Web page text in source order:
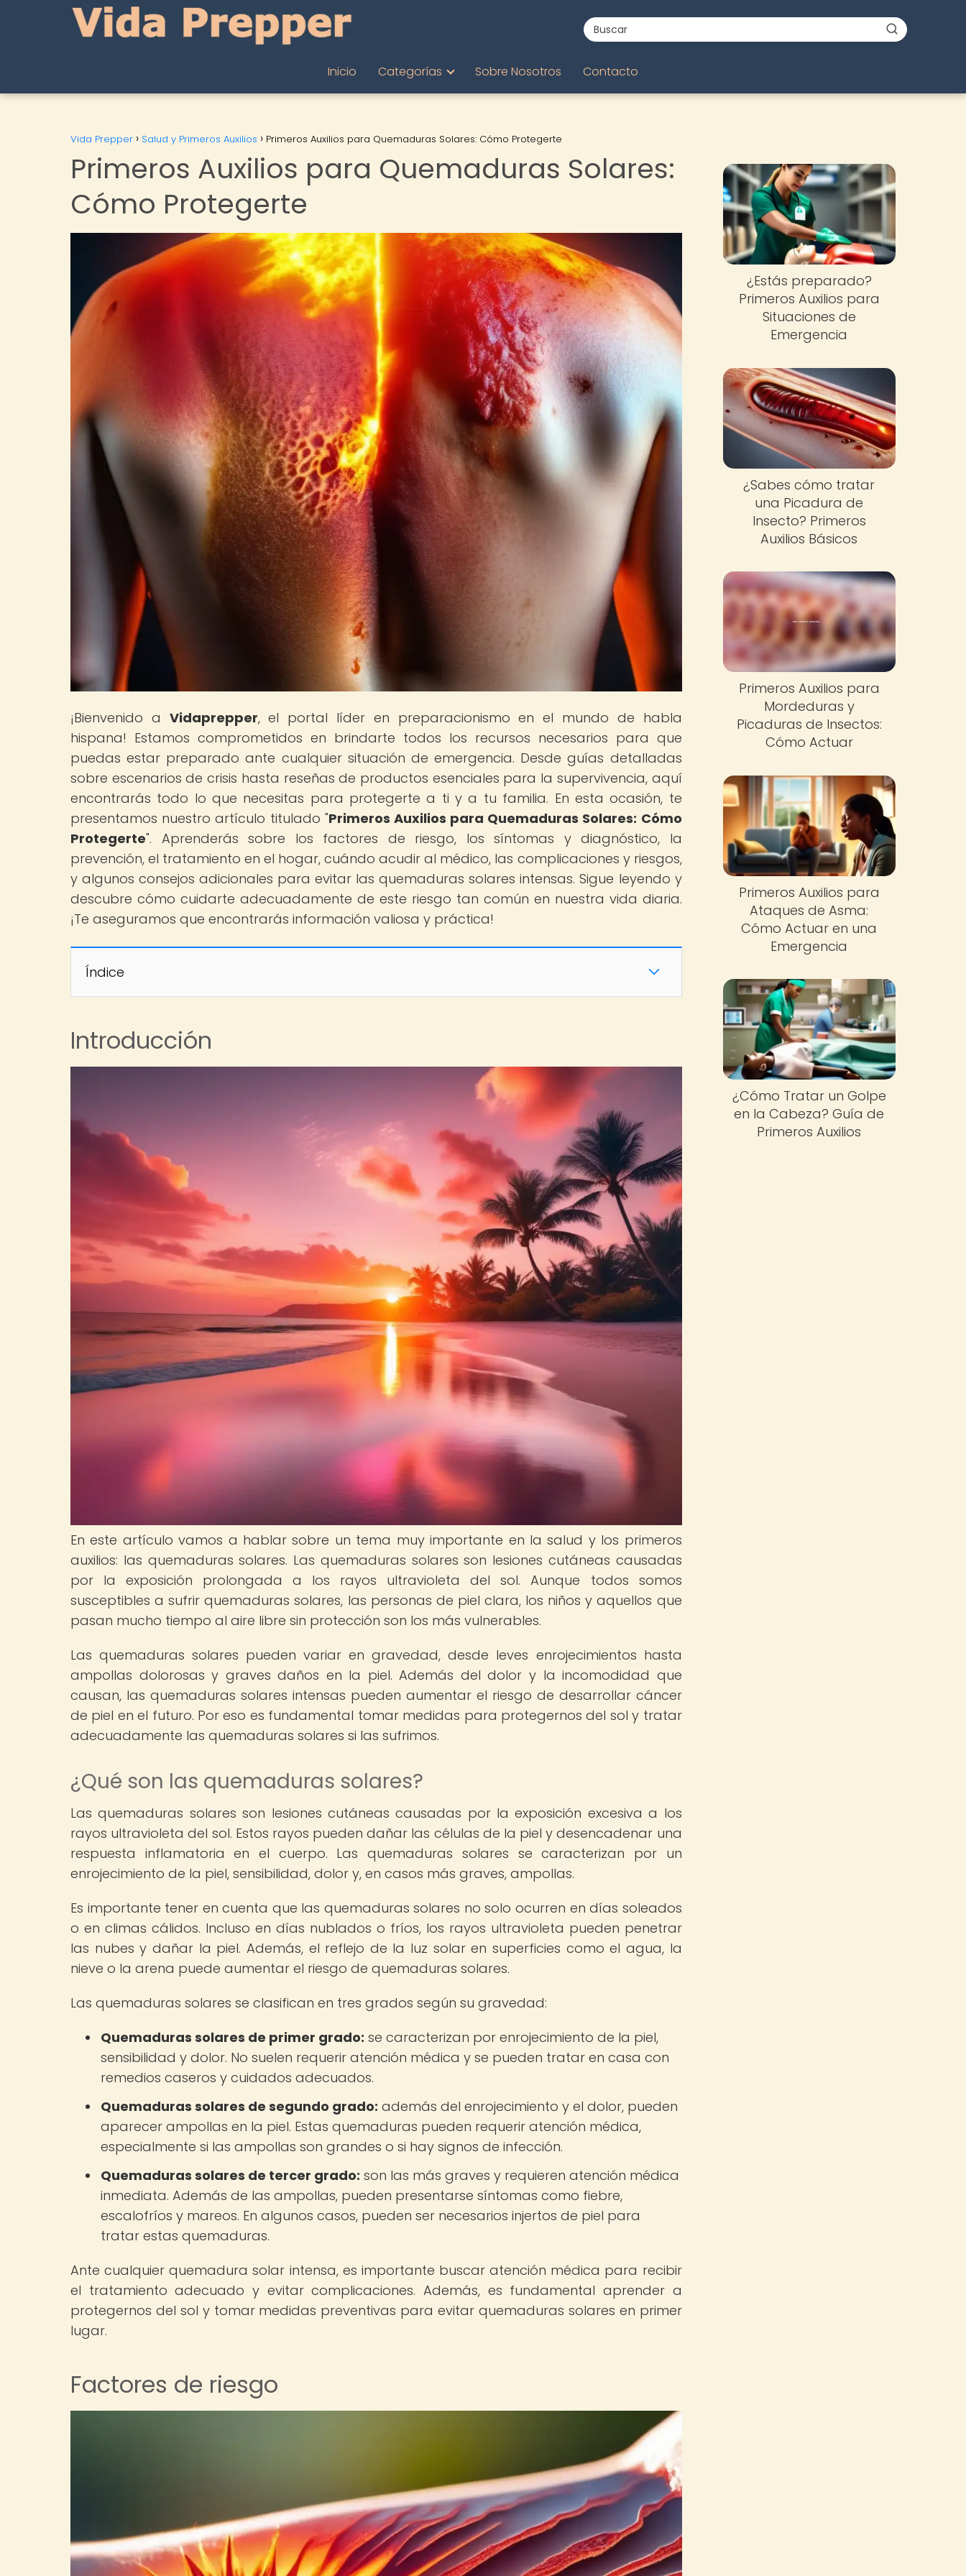
Inicio Categorías Sobre Nosotros Contacto
Vida Prepper Salud y Primeros Auxilios Primeros Auxilios para Quemaduras Solares: Cómo Protegerte
Primeros Auxilios para Quemaduras Solares:
Cómo Protegerte
¡Bienvenido a Vidaprepper, el portal líder en preparacionismo en el mundo de habla
hispana! Estamos comprometidos en brindarte todos los recursos necesarios para que
puedas estar preparado ante cualquier situación de emergencia. Desde guías detalladas
sobre escenarios de crisis hasta reseñas de productos esenciales para la supervivencia, aquí
encontrarás todo lo que necesitas para protegerte a ti y a tu familia. En esta ocasión, te
presentamos nuestro artículo titulado "Primeros Auxilios para Quemaduras Solares: Cómo
Protegerte". Aprenderás sobre los factores de riesgo, los síntomas y diagnóstico, la
prevención, el tratamiento en el hogar, cuándo acudir al médico, las complicaciones y riesgos,
y algunos consejos adicionales para evitar las quemaduras solares intensas. Sigue leyendo y
descubre cómo cuidarte adecuadamente de este riesgo tan común en nuestra vida diaria.
¡Te aseguramos que encontrarás información valiosa y práctica!
Índice
Introducción
En este artículo vamos a hablar sobre un tema muy importante en la salud y los primeros
auxilios: las quemaduras solares. Las quemaduras solares son lesiones cutáneas causadas
por la exposición prolongada a los rayos ultravioleta del sol. Aunque todos somos
susceptibles a sufrir quemaduras solares, las personas de piel clara, los niños y aquellos que
pasan mucho tiempo al aire libre sin protección son los más vulnerables.
Las quemaduras solares pueden variar en gravedad, desde leves enrojecimientos hasta
ampollas dolorosas y graves daños en la piel. Además del dolor y la incomodidad que
causan, las quemaduras solares intensas pueden aumentar el riesgo de desarrollar cáncer
de piel en el futuro. Por eso es fundamental tomar medidas para protegernos del sol y tratar
adecuadamente las quemaduras solares si las sufrimos.
¿Qué son las quemaduras solares?
Las quemaduras solares son lesiones cutáneas causadas por la exposición excesiva a los
rayos ultravioleta del sol. Estos rayos pueden dañar las células de la piel y desencadenar una
respuesta inflamatoria en el cuerpo. Las quemaduras solares se caracterizan por un
enrojecimiento de la piel, sensibilidad, dolor y, en casos más graves, ampollas.
Es importante tener en cuenta que las quemaduras solares no solo ocurren en días soleados
o en climas cálidos. Incluso en días nublados o fríos, los rayos ultravioleta pueden penetrar
las nubes y dañar la piel. Además, el reflejo de la luz solar en superficies como el agua, la
nieve o la arena puede aumentar el riesgo de quemaduras solares.
Las quemaduras solares se clasifican en tres grados según su gravedad:
Quemaduras solares de primer grado: se caracterizan por enrojecimiento de la piel,
sensibilidad y dolor. No suelen requerir atención médica y se pueden tratar en casa con
remedios caseros y cuidados adecuados.
Quemaduras solares de segundo grado: además del enrojecimiento y el dolor, pueden
aparecer ampollas en la piel. Estas quemaduras pueden requerir atención médica,
especialmente si las ampollas son grandes o si hay signos de infección.
Quemaduras solares de tercer grado: son las más graves y requieren atención médica
inmediata. Además de las ampollas, pueden presentarse síntomas como fiebre,
escalofríos y mareos. En algunos casos, pueden ser necesarios injertos de piel para
tratar estas quemaduras.
Ante cualquier quemadura solar intensa, es importante buscar atención médica para recibir
el tratamiento adecuado y evitar complicaciones. Además, es fundamental aprender a
protegernos del sol y tomar medidas preventivas para evitar quemaduras solares en primer
lugar.
Factores de riesgo
¿Estás preparado?
Primeros Auxilios para
Situaciones de
Emergencia
¿Sabes cómo tratar
una Picadura de
Insecto? Primeros
Auxilios Básicos
Primeros Auxilios para
Mordeduras y
Picaduras de Insectos:
Cómo Actuar
Primeros Auxilios para
Ataques de Asma:
Cómo Actuar en una
Emergencia
¿Cómo Tratar un Golpe
en la Cabeza? Guía de
Primeros Auxilios